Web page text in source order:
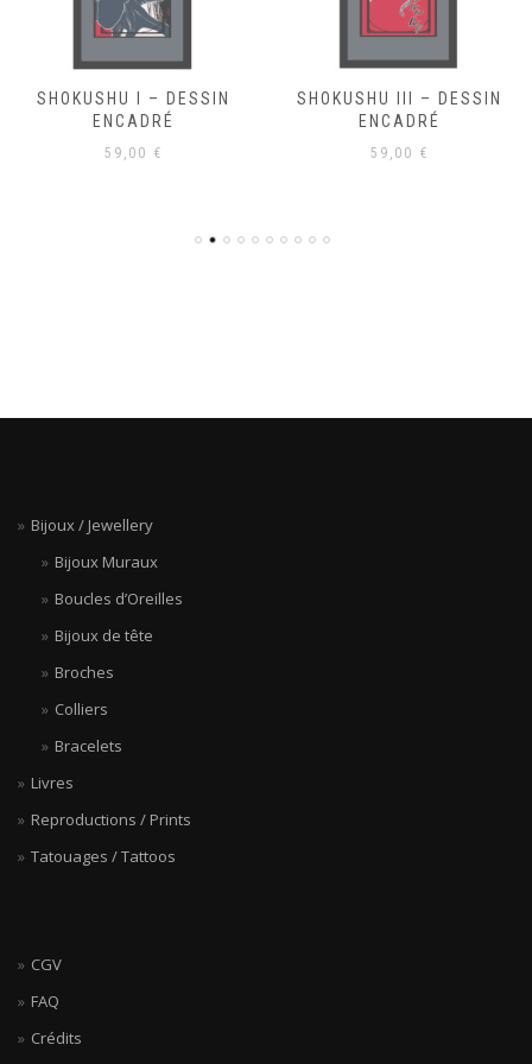
SHOKUSHU I – DESSIN
ENCADRÉ
59,00 €
SHOKUSHU III – DESSIN
ENCADRÉ
59,00 €
Bijoux / Jewellery
Bijoux Muraux
Boucles d’Oreilles
Bijoux de tête
Broches
Colliers
Bracelets
Livres
Reproductions / Prints
Tatouages / Tattoos
CGV
FAQ
Crédits